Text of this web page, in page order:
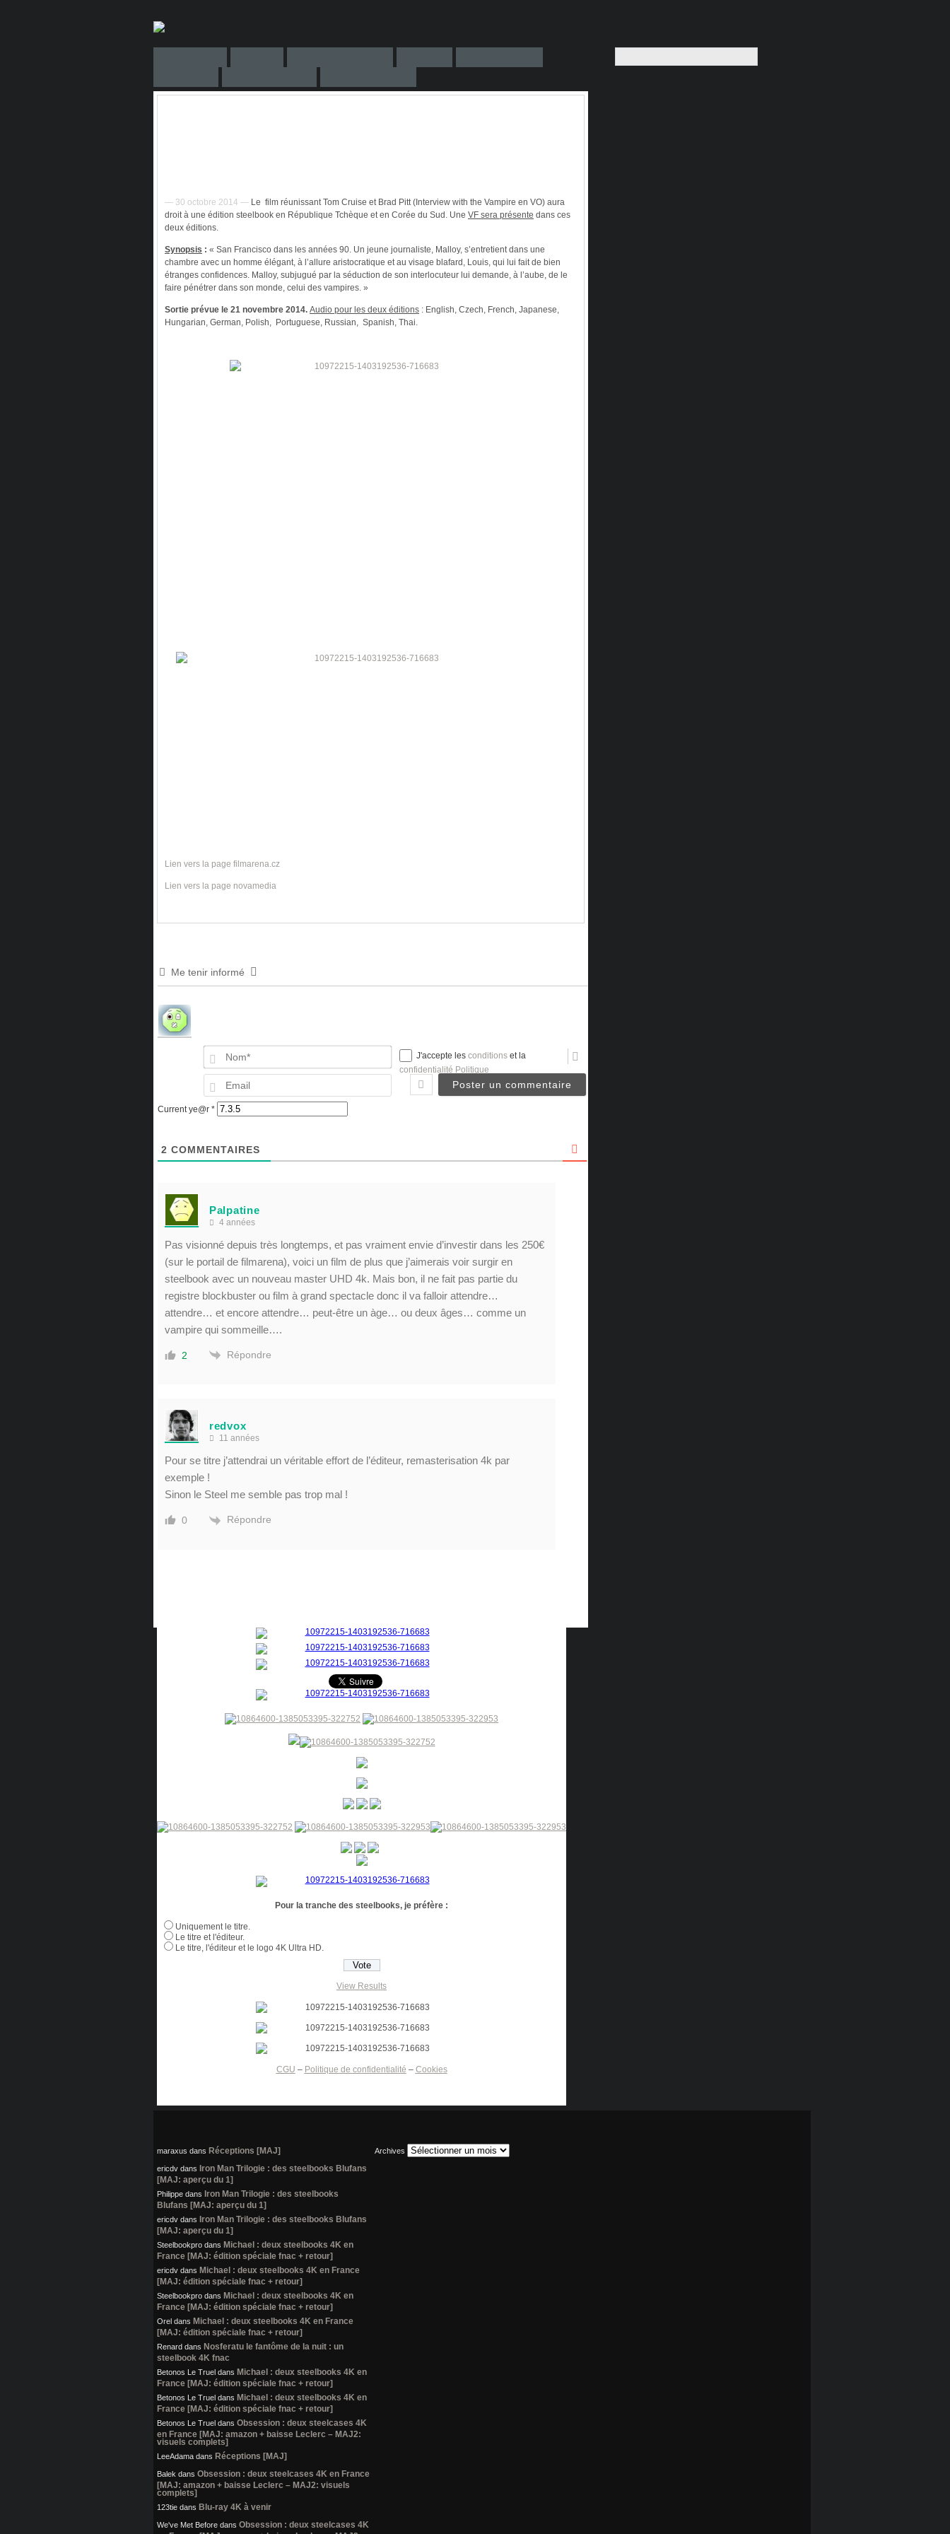
— 30 octobre 2014 — Le film réunissant Tom Cruise et Brad Pitt (Interview with the Vampire en VO) aura
droit à une édition steelbook en République Tchèque et en Corée du Sud. Une VF sera présente dans ces
deux éditions.
Synopsis : « San Francisco dans les années 90. Un jeune journaliste, Malloy, s’entretient dans une
chambre avec un homme élégant, à l’allure aristocratique et au visage blafard, Louis, qui lui fait de bien
étranges confidences. Malloy, subjugué par la séduction de son interlocuteur lui demande, à l’aube, de le
faire pénétrer dans son monde, celui des vampires. »
Sortie prévue le 21 novembre 2014. Audio pour les deux éditions : English, Czech, French, Japanese,
Hungarian, German, Polish, Portuguese, Russian, Spanish, Thai.
Lien vers la page filmarena.cz
Lien vers la page novamedia
Me tenir informé
Nom*
J'accepte les conditions et la
confidentialité Politique
Current ye@r *
2 COMMENTAIRES
Palpatine
4 années
Pas visionné depuis très longtemps, et pas vraiment envie d’investir dans les 250€
(sur le portail de filmarena), voici un film de plus que j’aimerais voir surgir en
steelbook avec un nouveau master UHD 4k. Mais bon, il ne fait pas partie du
registre blockbuster ou film à grand spectacle donc il va falloir attendre…
attendre… et encore attendre… peut-être un àge… ou deux âges… comme un
vampire qui sommeille….
2 Répondre
redvox
11 années
Pour se titre j’attendrai un véritable effort de l’éditeur, remasterisation 4k par
exemple !
Sinon le Steel me semble pas trop mal !
0 Répondre
Pour la tranche des steelbooks, je préfère :
Uniquement le titre.
Le titre et l'éditeur.
Le titre, l'éditeur et le logo 4K Ultra HD.
View Results
CGU – Politique de confidentialité – Cookies
maraxus dans Réceptions [MAJ]
ericdv dans Iron Man Trilogie : des steelbooks Blufans
[MAJ: aperçu du 1]
Philippe dans Iron Man Trilogie : des steelbooks
Blufans [MAJ: aperçu du 1]
ericdv dans Iron Man Trilogie : des steelbooks Blufans
[MAJ: aperçu du 1]
Steelbookpro dans Michael : deux steelbooks 4K en
France [MAJ: édition spéciale fnac + retour]
ericdv dans Michael : deux steelbooks 4K en France
[MAJ: édition spéciale fnac + retour]
Steelbookpro dans Michael : deux steelbooks 4K en
France [MAJ: édition spéciale fnac + retour]
Orel dans Michael : deux steelbooks 4K en France
[MAJ: édition spéciale fnac + retour]
Renard dans Nosferatu le fantôme de la nuit : un
steelbook 4K fnac
Betonos Le Truel dans Michael : deux steelbooks 4K en
France [MAJ: édition spéciale fnac + retour]
Betonos Le Truel dans Michael : deux steelbooks 4K en
France [MAJ: édition spéciale fnac + retour]
Betonos Le Truel dans Obsession : deux steelcases 4K
en France [MAJ: amazon + baisse Leclerc – MAJ2:
visuels complets]
LeeAdama dans Réceptions [MAJ]
Balek dans Obsession : deux steelcases 4K en France
[MAJ: amazon + baisse Leclerc – MAJ2: visuels
complets]
123tie dans Blu-ray 4K à venir
We've Met Before dans Obsession : deux steelcases 4K
Archives